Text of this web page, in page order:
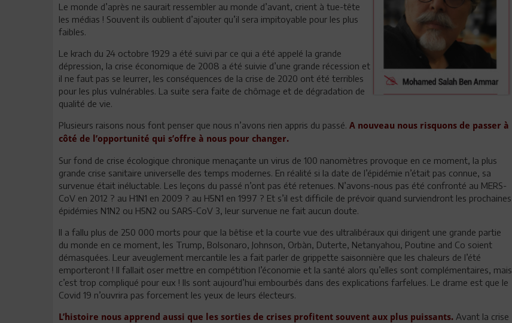
Le monde d’après ne saurait ressembler au monde d’avant, crient à tue-tête
les médias ! Souvent ils oublient d’ajouter qu’il sera impitoyable pour les plus
faibles.
Le krach du 24 octobre 1929 a été suivi par ce qui a été appelé la grande
dépression, la crise économique de 2008 a été suivie d’une grande récession et
il ne faut pas se leurrer, les conséquences de la crise de 2020 ont été terribles
pour les plus vulnérables. La suite sera faite de chômage et de dégradation de
qualité de vie.
Plusieurs raisons nous font penser que nous n’avons rien appris du passé. A nouveau nous risquons de passer à
côté de l’opportunité qui s’offre à nous pour changer.
Sur fond de crise écologique chronique menaçante un virus de 100 nanomètres provoque en ce moment, la plus
grande crise sanitaire universelle des temps modernes. En réalité si la date de l’épidémie n’était pas connue, sa
survenue était inéluctable. Les leçons du passé n’ont pas été retenues. N’avons-nous pas été confronté au MERS-
CoV en 2012 ? au H1N1 en 2009 ? au H5N1 en 1997 ? Et s’il est difficile de prévoir quand surviendront les prochaines
épidémies N1N2 ou H5N2 ou SARS-CoV 3, leur survenue ne fait aucun doute.
Il a fallu plus de 250 000 morts pour que la bêtise et la courte vue des ultralibéraux qui dirigent une grande partie
du monde en ce moment, les Trump, Bolsonaro, Johnson, Orbàn, Duterte, Netanyahou, Poutine and Co soient
démasquées. Leur aveuglement mercantile les a fait parler de grippette saisonnière que les chaleurs de l’été
emporteront ! Il fallait oser mettre en compétition l’économie et la santé alors qu’elles sont complémentaires, mais
c’est trop compliqué pour eux ! Ils sont aujourd’hui embourbés dans des explications farfelues. Le drame est que le
Covid 19 n’ouvrira pas forcement les yeux de leurs électeurs.
L’histoire nous apprend aussi que les sorties de crises profitent souvent aux plus puissants. Avant la crise